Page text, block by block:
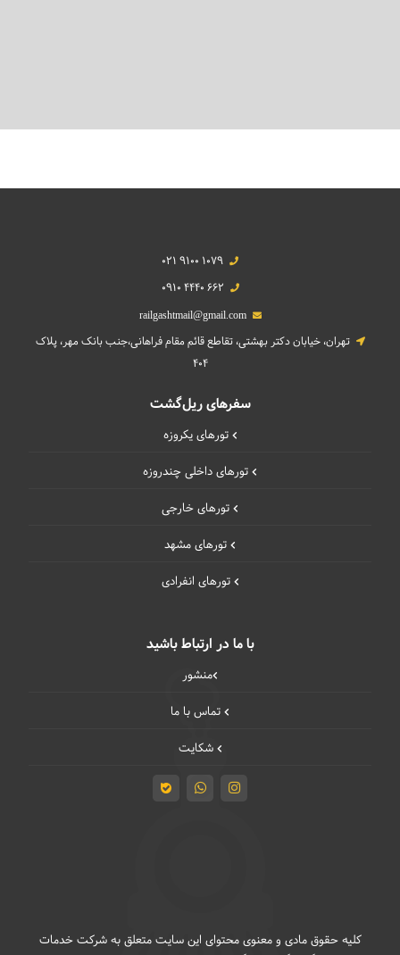
021 9100 1079
0910 4440 662
railgashtmail@gmail.com
تهران، خیابان دکتر بهشتی، تقاطع قائم مقام فراهانی،جنب بانک مهر، پلاک
404
سفرهای ریل‌گشت
تورهای یکروزه
تورهای داخلی چند‌روزه
تورهای خارجی
تورهای مشهد
تورهای انفرادی
با ما در ارتباط باشید
منشور
تماس با ما
شکایت
کلیه حقوق مادی و معنوی محتوای این سایت متعلق به شرکت خدمات